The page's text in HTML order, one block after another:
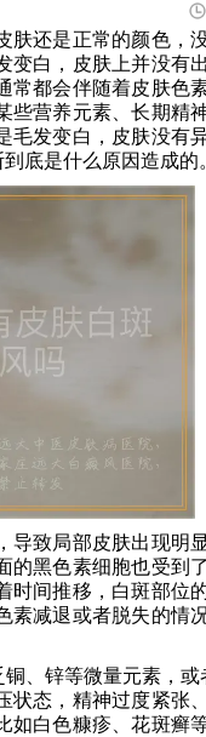
还是正常的颜色，
白，皮肤上并没有
都会伴随着皮肤色
营养元素、长期精
发变白，皮肤没有
底是什么原因造成的
致局部皮肤出现明
黑色素细胞也受到
间推移，白斑部位
减退或者脱失的情
、锌等微量元素，
态，精神过度紧张
白色糠疹、花斑癣